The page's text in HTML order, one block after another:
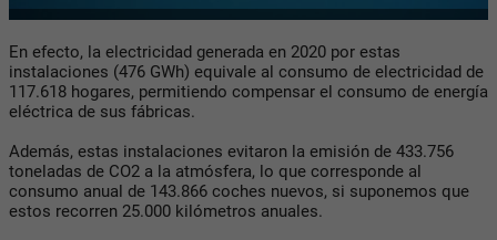
En efecto, la electricidad generada en 2020 por estas
instalaciones (476 GWh) equivale al consumo de electricidad de
117.618 hogares, permitiendo compensar el consumo de energía
eléctrica de sus fábricas.
Además, estas instalaciones evitaron la emisión de 433.756
toneladas de CO2 a la atmósfera, lo que corresponde al
consumo anual de 143.866 coches nuevos, si suponemos que
estos recorren 25.000 kilómetros anuales.